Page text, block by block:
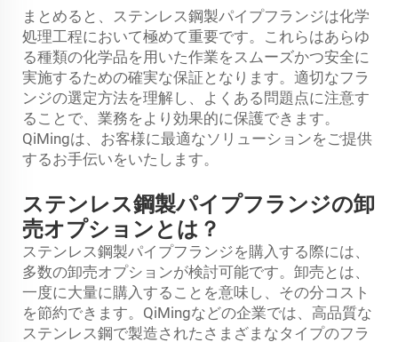
まとめると、ステンレス鋼製パイプフランジは化学
処理工程において極めて重要です。これらはあらゆ
る種類の化学品を用いた作業をスムーズかつ安全に
実施するための確実な保証となります。適切なフラ
ンジの選定方法を理解し、よくある問題点に注意す
ることで、業務をより効果的に保護できます。
QiMingは、お客様に最適なソリューションをご提供
するお手伝いをいたします。
ステンレス鋼製パイプフランジの卸
売オプションとは？
ステンレス鋼製パイプフランジを購入する際には、
多数の卸売オプションが検討可能です。卸売とは、
一度に大量に購入することを意味し、その分コスト
を節約できます。QiMingなどの企業では、高品質な
ステンレス鋼で製造されたさまざまなタイプのフラ